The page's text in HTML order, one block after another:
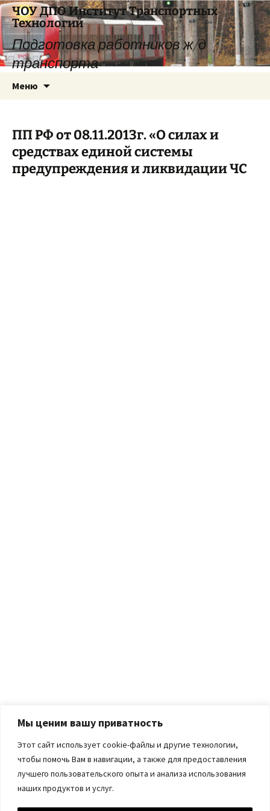
Мы ценим вашу приватность
Этот сайт использует cookie-файлы и другие технологии,
чтобы помочь Вам в навигации, а также для предоставления
лучшего пользовательского опыта и анализа использования
наших продуктов и услуг.
Перейти
к
содержимому
ЧОУ ДПО Институт Транспортных
Технологий
Подготовка работников ж/д
транспорта
Меню
ПП РФ от 08.11.2013г. «О силах и
средствах единой системы
предупреждения и ликвидации ЧС